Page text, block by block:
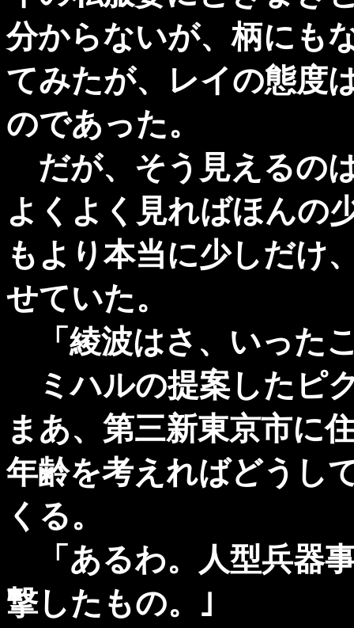
分からないが、柄にも
てみたが、レイの態度
のであった。
だが、そう見えるの
よくよく見ればほんの
もより本当に少しだけ
せていた。
「綾波はさ、いった
ミハルの提案したピ
まあ、第三新東京市に
年齢を考えればどうし
くる。
「あるわ。人型兵器
撃したもの。｣